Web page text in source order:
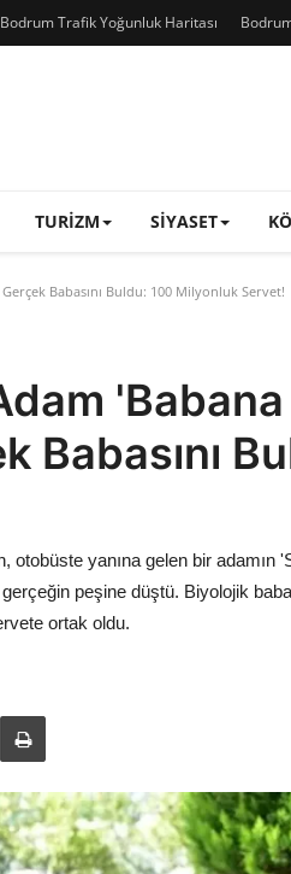
Bodrum Trafik Yoğunluk Haritası
TURIZM SIYASET
Babasını Buldu: 100 Milyonluk Servet!
'Babana
Babasını
otobüste yanına gelen bir adamın
peşine düştü. Biyolojik
ortak oldu.